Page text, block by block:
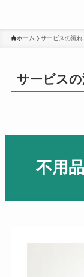
ホーム サービスの流れ
サービス
不用